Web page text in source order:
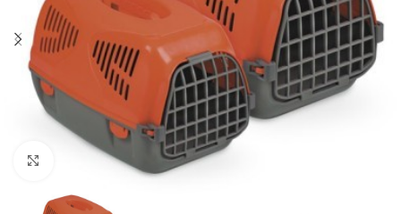
Нажмите, чтобы увеличить